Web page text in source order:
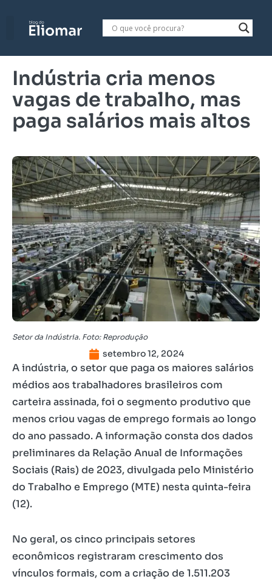
Indústria cria menos
vagas de trabalho, mas
paga salários mais altos
Setor da Indústria. Foto: Reprodução
setembro 12, 2024
A indústria, o setor que paga os maiores salários
médios aos trabalhadores brasileiros com
carteira assinada, foi o segmento produtivo que
menos criou vagas de emprego formais ao longo
do ano passado. A informação consta dos dados
preliminares da Relação Anual de Informações
Sociais (Rais) de 2023, divulgada pelo Ministério
do Trabalho e Emprego (MTE) nesta quinta-feira
(12).
No geral, os cinco principais setores
econômicos registraram crescimento dos
vínculos formais, com a criação de 1.511.203